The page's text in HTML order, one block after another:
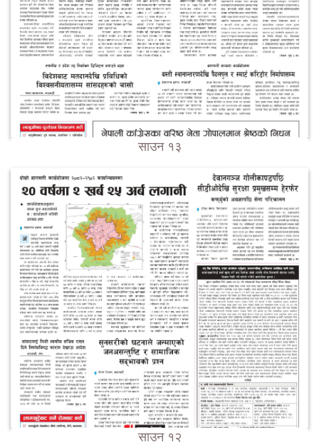
साउन १३
साउन १२